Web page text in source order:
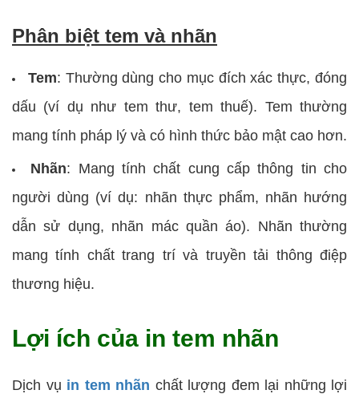
Phân biệt tem và nhãn
Tem: Thường dùng cho mục đích xác thực, đóng
dấu (ví dụ như tem thư, tem thuế). Tem thường
mang tính pháp lý và có hình thức bảo mật cao hơn.
Nhãn: Mang tính chất cung cấp thông tin cho
người dùng (ví dụ: nhãn thực phẩm, nhãn hướng
dẫn sử dụng, nhãn mác quần áo). Nhãn thường
mang tính chất trang trí và truyền tải thông điệp
thương hiệu.
Lợi ích của in tem nhãn
Dịch vụ in tem nhãn chất lượng đem lại những lợi